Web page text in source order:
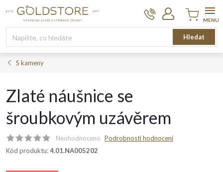
Hledat
Nákupní
košík
S kameny
Zlaté náušnice se
šroubkovým uzávěrem
Neohodnoceno Podrobnosti hodnocení
Kód produktu:4.01.NA005202